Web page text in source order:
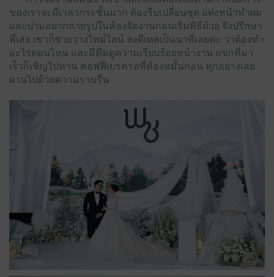
ของเราจะมีเวลากระชั้นมาก ต้องรีบเปลี่ยนชุด แต่งหน้าทําผม
และปามอยากถ่ายรูปในห้องจัดงานก่อนเริ่มพิธีด้วย จึงปรึกษา
พี่เส่ย เขาก็ช่วยวางไทม์ไลน์ ลงดีเทลเป็นนาทีเลยค่ะ ว่าต้องทํา
อะไรตอนไหน และมีทีมดูความเรียบร้อยหน้างาน แขกที่มา
เร็วก็เชิญไปทาน คอฟฟี่เบรครอที่ห้องหมั้นก่อน ทุกอย่างเลย
ผ่านไปด้วยความราบรื่น